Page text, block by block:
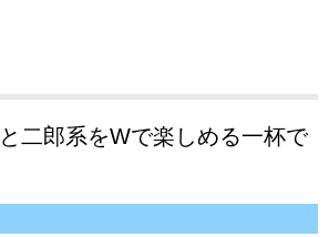
二郎系をWで楽しめる一杯で